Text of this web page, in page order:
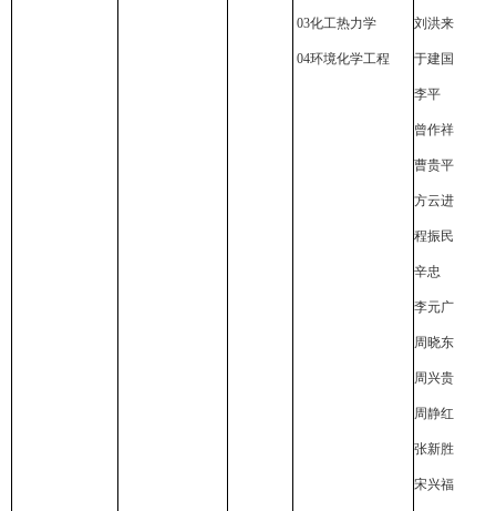
03化工热力学
04环境化学工程
刘洪来
于建国
李平
曾作祥
曹贵平
方云进
程振民
辛忠
李元广
周晓东
周兴贵
周静红
张新胜
宋兴福